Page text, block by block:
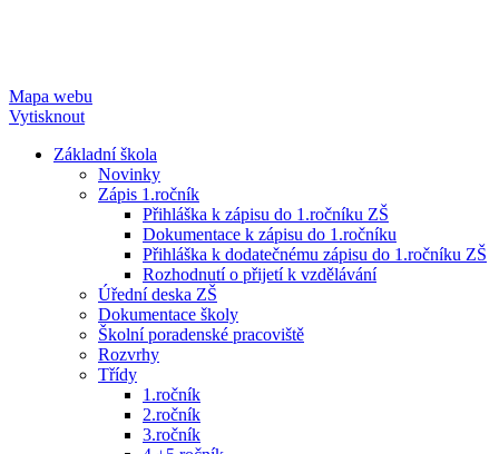
Mapa webu
Vytisknout
Základní škola
Novinky
Zápis 1.ročník
Přihláška k zápisu do 1.ročníku ZŠ
Dokumentace k zápisu do 1.ročníku
Přihláška k dodatečnému zápisu do 1.ročníku ZŠ
Rozhodnutí o přijetí k vzdělávání
Úřední deska ZŠ
Dokumentace školy
Školní poradenské pracoviště
Rozvrhy
Třídy
1.ročník
2.ročník
3.ročník